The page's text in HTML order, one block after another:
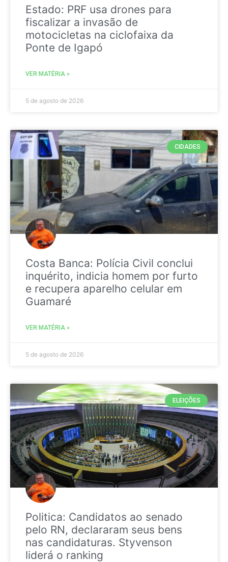
Estado: PRF usa drones para
fiscalizar a invasão de
motocicletas na ciclofaixa da
Ponte de Igapó
VER MATÉRIA »
5 de agosto de 2026
CIDADES
Costa Banca: Polícia Civil conclui
inquérito, indicia homem por furto
e recupera aparelho celular em
Guamaré
VER MATÉRIA »
5 de agosto de 2026
ELEIÇÕES
Politica: Candidatos ao senado
pelo RN, declararam seus bens
nas candidaturas. Styvenson
liderá o ranking